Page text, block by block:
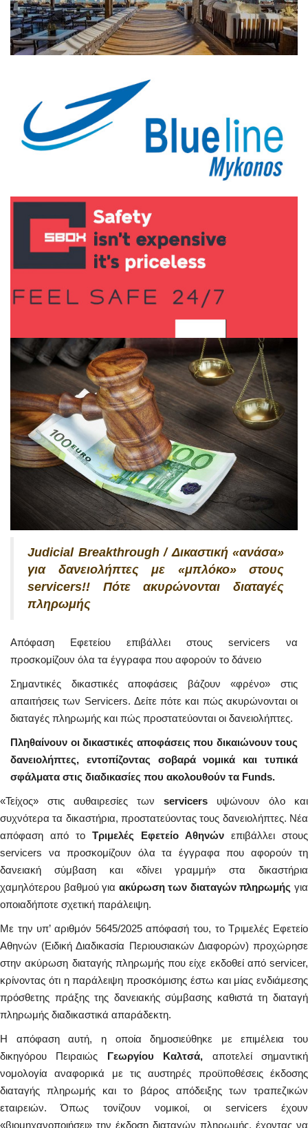
Judicial Breakthrough / Δικαστική «ανάσα»
για δανειολήπτες με «μπλόκο» στους
servicers!! Πότε ακυρώνονται διαταγές
πληρωμής
Απόφαση Εφετείου επιβάλλει στους servicers να
προσκομίζουν όλα τα έγγραφα που αφορούν το δάνειο
Σημαντικές δικαστικές αποφάσεις βάζουν «φρένο» στις
απαιτήσεις των Servicers. Δείτε πότε και πώς ακυρώνονται οι
διαταγές πληρωμής και πώς προστατεύονται οι δανειολήπτες.
Πληθαίνουν οι δικαστικές αποφάσεις που δικαιώνουν τους
δανειολήπτες, εντοπίζοντας σοβαρά νομικά και τυπικά
σφάλματα στις διαδικασίες που ακολουθούν τα Funds.
«Τείχος» στις αυθαιρεσίες των servicers υψώνουν όλο και
συχνότερα τα δικαστήρια, προστατεύοντας τους δανειολήπτες. Νέα
απόφαση από το Τριμελές Εφετείο Αθηνών επιβάλλει στους
servicers να προσκομίζουν όλα τα έγγραφα που αφορούν τη
δανειακή σύμβαση και «δίνει γραμμή» στα δικαστήρια
χαμηλότερου βαθμού για ακύρωση των διαταγών πληρωμής για
οποιαδήποτε σχετική παράλειψη.
Με την υπ’ αριθμόν 5645/2025 απόφασή του, το Τριμελές Εφετείο
Αθηνών (Ειδική Διαδικασία Περιουσιακών Διαφορών) προχώρησε
στην ακύρωση διαταγής πληρωμής που είχε εκδοθεί από servicer,
κρίνοντας ότι η παράλειψη προσκόμισης έστω και μίας ενδιάμεσης
πρόσθετης πράξης της δανειακής σύμβασης καθιστά τη διαταγή
πληρωμής διαδικαστικά απαράδεκτη.
Η απόφαση αυτή, η οποία δημοσιεύθηκε με επιμέλεια του
δικηγόρου Πειραιώς Γεωργίου Καλτσά, αποτελεί σημαντική
νομολογία αναφορικά με τις αυστηρές προϋποθέσεις έκδοσης
διαταγής πληρωμής και το βάρος απόδειξης των τραπεζικών
εταιρειών. Όπως τονίζουν νομικοί, οι servicers έχουν
«βιομηχανοποιήσει» την έκδοση διαταγών πληρωμής, έχοντας να